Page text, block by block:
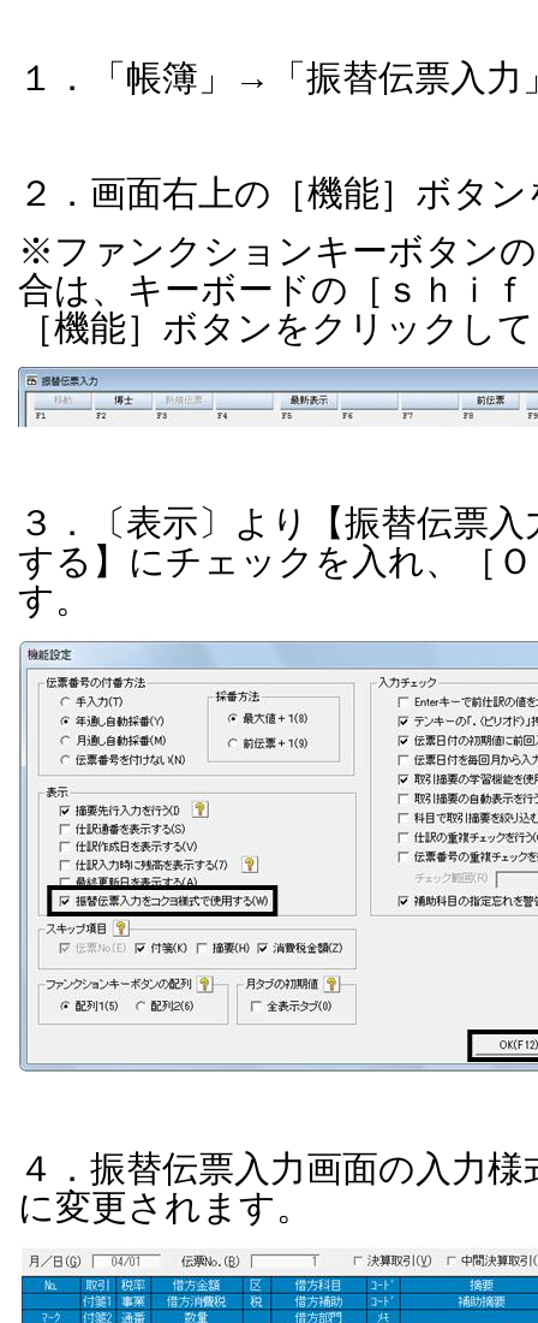
１．「帳簿」→「振替伝票入力
２．画面右上の［機能］ボタ
※ファンクションキーボタン
合は、キーボードの［ｓｈｉ
［機能］ボタンをクリックし
３．〔表示〕より【振替伝票
する】にチェックを入れ、［
す。
４．振替伝票入力画面の入力
に変更されます。